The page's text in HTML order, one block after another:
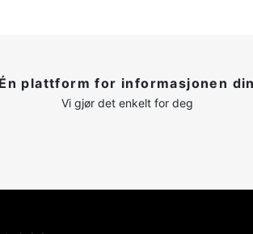
Én plattform for informasjonen
Vi gjør det enkelt for deg